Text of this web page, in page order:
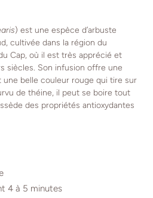
) est une espèce d’arbuste
cultivée dans la région du
Cap, où il est très apprécié et
siècles. Son infusion offre une
belle couleur rouge qui tire sur
de théine, il peut se boire tout
des propriétés antioxydantes
4 à 5 minutes